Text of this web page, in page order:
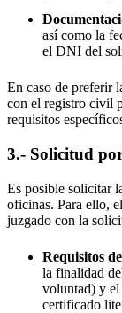
así como la
el DNI del
En caso de preferir
con el registro civil
requisitos
3.- Solicitud
Es posible solicitar
oficinas. Para ello,
juzgado con la
Requisitos
la finalidad
voluntad) y el
certificado